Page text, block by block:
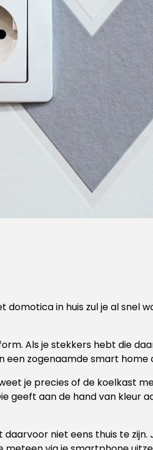
in huis zul je al snel
Als je stekkers hebt die
een zogenaamde smart home
je precies of de koelkast
geeft aan de hand van kleur
niet eens thuis te zijn.